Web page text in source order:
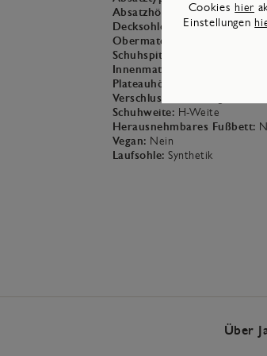
Absatzhöhe:
30mm
Decksohle:
Textil
Obermaterial:
Schuhspitze:
Innenmaterial:
Plateauhöhe:
Verschluss:
Schuhweite: H-Weite
Herausnehmbares Fußbett:
Vegan: Nein
Laufsohle: Synthetik
Über
Cookies hier
Einstellungen